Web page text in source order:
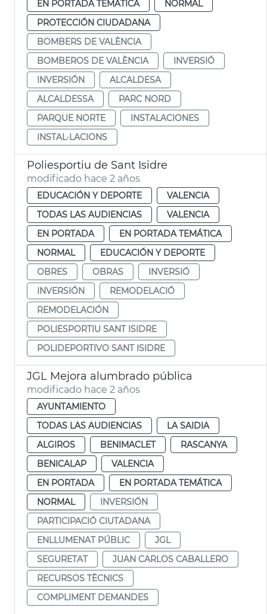
EN PORTADA TEMÁTICA
NORMAL
PROTECCIÓN CIUDADANA
BOMBERS DE VALÈNCIA
BOMBEROS DE VALÈNCIA
INVERSIÓ
INVERSIÓN
ALCALDESA
ALCALDESSA
PARC NORD
PARQUE NORTE
INSTALACIONES
INSTAL·LACIONS
Poliesportiu de Sant Isidre
modificado hace 2 años
EDUCACIÓN Y DEPORTE
VALENCIA
TODAS LAS AUDIENCIAS
VALENCIA
EN PORTADA
EN PORTADA TEMÁTICA
NORMAL
EDUCACIÓN Y DEPORTE
OBRES
OBRAS
INVERSIÓ
INVERSIÓN
REMODELACIÓ
REMODELACIÓN
POLIESPORTIU SANT ISIDRE
POLIDEPORTIVO SANT ISIDRE
JGL Mejora alumbrado pública
modificado hace 2 años
AYUNTAMIENTO
TODAS LAS AUDIENCIAS
LA SAIDIA
ALGIROS
BENIMACLET
RASCANYA
BENICALAP
VALENCIA
EN PORTADA
EN PORTADA TEMÁTICA
NORMAL
INVERSIÓN
PARTICIPACIÓ CIUTADANA
ENLLUMENAT PÚBLIC
JGL
SEGURETAT
JUAN CARLOS CABALLERO
RECURSOS TÈCNICS
COMPLIMENT DEMANDES